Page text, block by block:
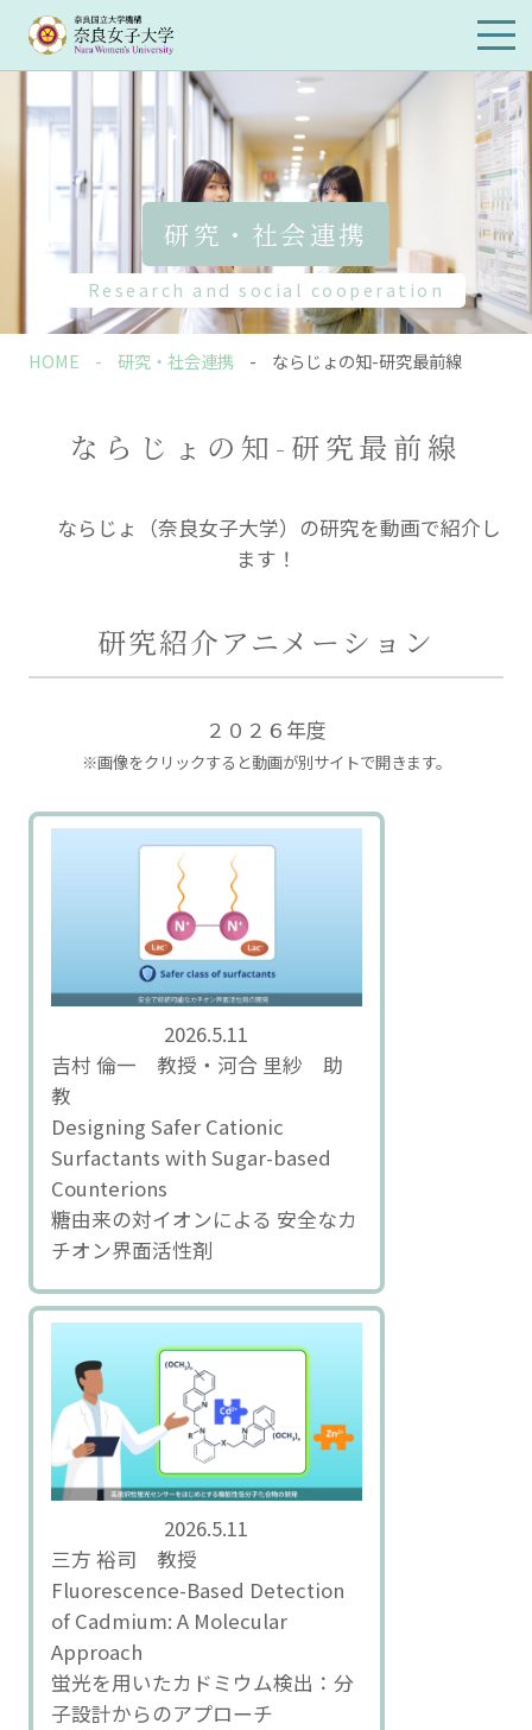
メイ
ンメ
ニュ
ーを
開閉
研究・社会連携
Research and social cooperation
HOME 研究・社会連携 ならじょの知-研究最前線
ならじょの知-研究最前線
ならじょ（奈良女子大学）の研究を動画で紹介し
ます！
研究紹介アニメーション
２０２６年度
※画像をクリックすると動画が別サイトで開きます。
2026.5.11
吉村 倫一 教授・河合 里紗 助
教
Designing Safer Cationic
Surfactants with Sugar-based
Counterions
糖由来の対イオンによる 安全なカ
チオン界面活性剤
2026.5.11
三方 裕司 教授
Fluorescence-Based Detection
of Cadmium: A Molecular
Approach
蛍光を用いたカドミウム検出：分
子設計からのアプローチ